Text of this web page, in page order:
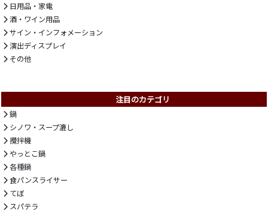
日用品・家電
酒・ワイン用品
サイン・インフォメーション
演出ディスプレイ
その他
注目のカテゴリ
鍋
シノワ・スープ漉し
攪拌機
やっとこ鍋
各種鍋
食パンスライサー
てぼ
スパテラ